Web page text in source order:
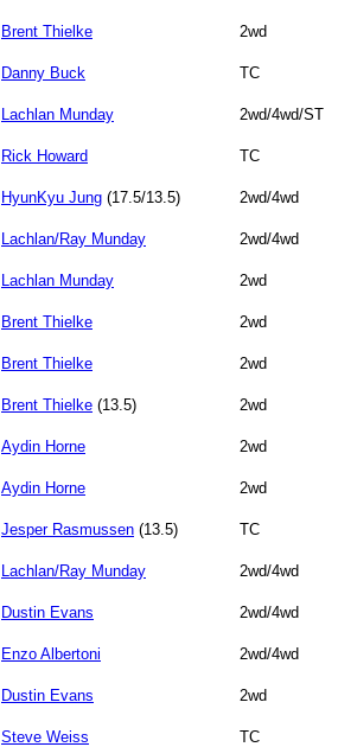
Brent Thielke 2wd
Danny Buck TC
Lachlan Munday 2wd/4wd/ST
Rick Howard TC
HyunKyu Jung (17.5/13.5) 2wd/4wd
Lachlan/Ray Munday 2wd/4wd
Lachlan Munday 2wd
Brent Thielke 2wd
Brent Thielke 2wd
Brent Thielke (13.5) 2wd
Aydin Horne 2wd
Aydin Horne 2wd
Jesper Rasmussen (13.5) TC
Lachlan/Ray Munday 2wd/4wd
Dustin Evans 2wd/4wd
Enzo Albertoni 2wd/4wd
Dustin Evans 2wd
Steve Weiss TC